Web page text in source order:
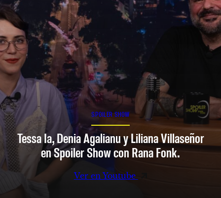
SPOILER SHOW
Tessa Ia, Denia Agalianu y Liliana Villaseñor
en Spoiler Show con Rana Fonk.
Ver en Youtube